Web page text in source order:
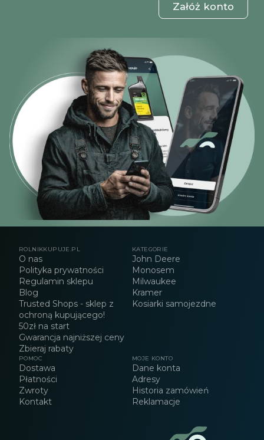
Załóż konto
ROLNIKKUPUJE.PL
O nas
Polityka prywatności
Regulamin sklepu
Blog
Trusted Shops - sklep z
ochroną kupującego!
50zł na start
Gwarancja najniższej ceny
Zbieraj rabaty
KATEGORIE
John Deere
Monosem
Milwaukee
Kramer
Kosiarki samojezdne
POMOC
Dostawa
Płatności
Zwroty
Kontakt
MOJE KONTO
Dane konta
Adresy
Historia zamówień
Reklamacje